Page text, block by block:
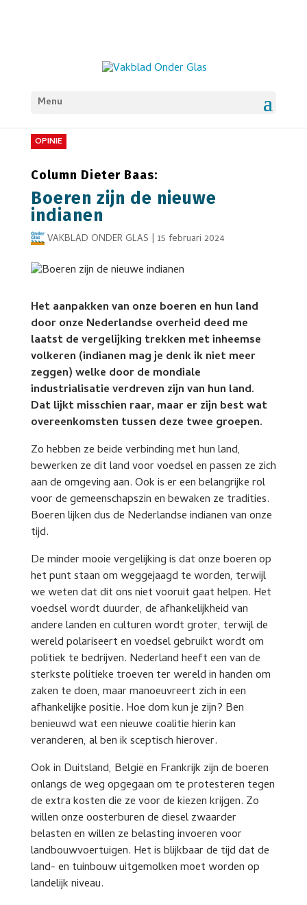
Menu
OPINIE
Column Dieter Baas:
Boeren zijn de nieuwe
indianen
VAKBLAD ONDER GLAS | 15 februari 2024
Het aanpakken van onze boeren en hun land
door onze Nederlandse overheid deed me
laatst de vergelijking trekken met inheemse
volkeren (indianen mag je denk ik niet meer
zeggen) welke door de mondiale
industrialisatie verdreven zijn van hun land.
Dat lijkt misschien raar, maar er zijn best wat
overeenkomsten tussen deze twee groepen.
Zo hebben ze beide verbinding met hun land,
bewerken ze dit land voor voedsel en passen ze zich
aan de omgeving aan. Ook is er een belangrijke rol
voor de gemeenschapszin en bewaken ze tradities.
Boeren lijken dus de Nederlandse indianen van onze
tijd.
De minder mooie vergelijking is dat onze boeren op
het punt staan om weggejaagd te worden, terwijl
we weten dat dit ons niet vooruit gaat helpen. Het
voedsel wordt duurder, de afhankelijkheid van
andere landen en culturen wordt groter, terwijl de
wereld polariseert en voedsel gebruikt wordt om
politiek te bedrijven. Nederland heeft een van de
sterkste politieke troeven ter wereld in handen om
zaken te doen, maar manoeuvreert zich in een
afhankelijke positie. Hoe dom kun je zijn? Ben
benieuwd wat een nieuwe coalitie hierin kan
veranderen, al ben ik sceptisch hierover.
Ook in Duitsland, België en Frankrijk zijn de boeren
onlangs de weg opgegaan om te protesteren tegen
de extra kosten die ze voor de kiezen krijgen. Zo
willen onze oosterburen de diesel zwaarder
belasten en willen ze belasting invoeren voor
landbouwvoertuigen. Het is blijkbaar de tijd dat de
land- en tuinbouw uitgemolken moet worden op
landelijk niveau.